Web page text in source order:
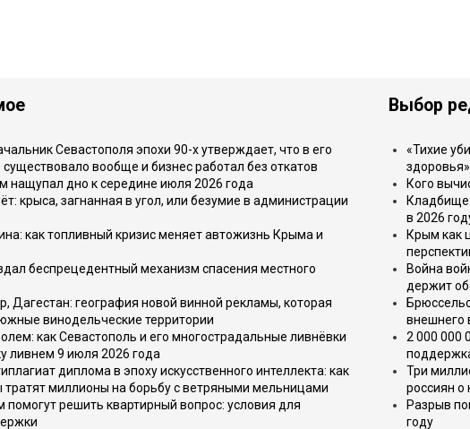
Севастополя эпохи 90-х утверждает, что в его
вообще и бизнес работал без откатов
нащупал дно к середине июля 2026 года
крыса, загнанная в угол, или безумие в администрации
как топливный кризис меняет автожизнь Крыма и
беспрецедентный механизм спасения местного
Дагестан: география новой винной рекламы, которая
винодельческие территории
как Севастополь и его многострадальные ливнёвки
ливнем 9 июля 2026 года
диплома в эпоху искусственного интеллекта: как
тратят миллионы на борьбу с ветряными мельницами
помогут решить квартирный вопрос: условия для
Выбор
«Тихие
Кого
Кладбище
в 2026
Крым как
Война
держит
внешнего
2 000 000
Три
россиян о
Разрыв
году